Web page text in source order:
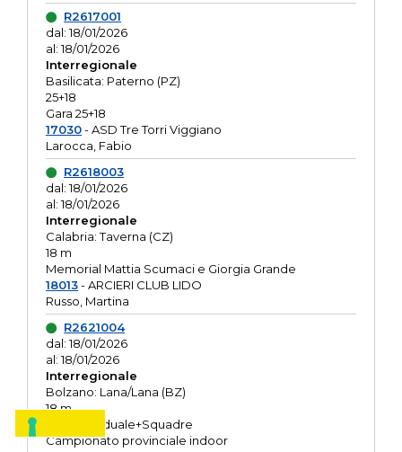
R2617001
dal: 18/01/2026
al: 18/01/2026
Interregionale
Basilicata: Paterno (PZ)
25+18
Gara 25+18
17030- ASD Tre Torri Viggiano
Larocca, Fabio
R2618003
dal: 18/01/2026
al: 18/01/2026
Interregionale
Calabria: Taverna (CZ)
18 m
Memorial Mattia Scumaci e Giorgia Grande
18013- ARCIERI CLUB LIDO
Russo, Martina
R2621004
dal: 18/01/2026
al: 18/01/2026
Interregionale
Bolzano: Lana/Lana (BZ)
18 m
O.R. Individuale+Squadre
Campionato provinciale indoor